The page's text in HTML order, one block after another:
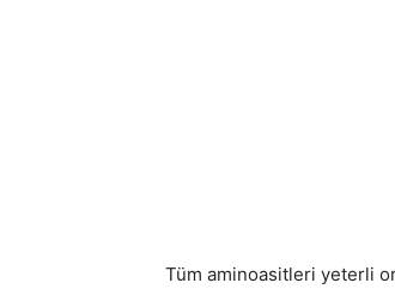
Tüm aminoasitleri yeterli